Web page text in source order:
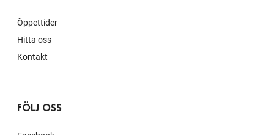
Öppettider
Hitta oss
Kontakt
FÖLJ OSS